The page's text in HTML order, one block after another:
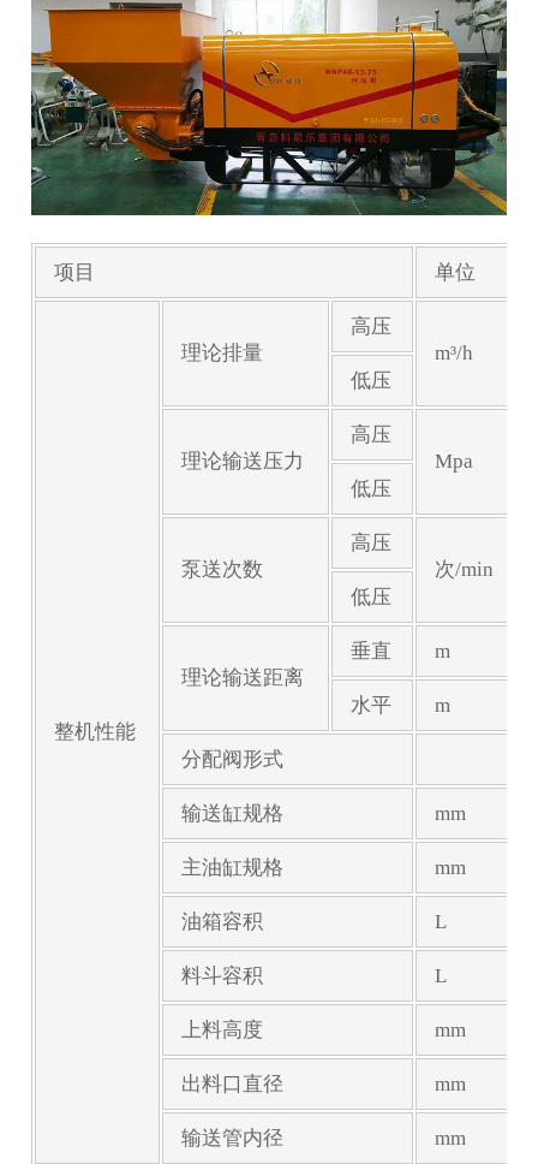
项目 单位
整机性能
理论排量
高压
m³/h
低压
理论输送压力
高压
Mpa
低压
泵送次数
高压
次/min
低压
理论输送距离
垂直 m
水平 m
分配阀形式
输送缸规格 mm
主油缸规格 mm
油箱容积 L
料斗容积 L
上料高度 mm
出料口直径 mm
输送管内径 mm